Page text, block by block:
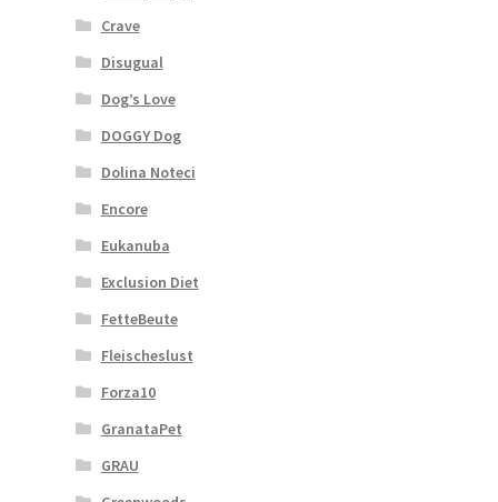
Crave
Disugual
Dog’s Love
DOGGY Dog
Dolina Noteci
Encore
Eukanuba
Exclusion Diet
FetteBeute
Fleischeslust
Forza10
GranataPet
GRAU